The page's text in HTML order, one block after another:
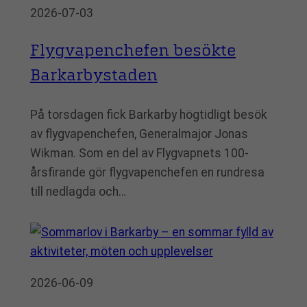
2026-07-03
Flygvapenchefen besökte
Barkarbystaden
På torsdagen fick Barkarby högtidligt besök
av flygvapenchefen, Generalmajor Jonas
Wikman. Som en del av Flygvapnets 100-
årsfirande gör flygvapenchefen en rundresa
till nedlagda och…
2026-06-09